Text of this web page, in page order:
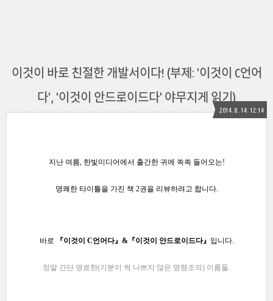
이것이 바로 친절한 개발서이다! (부제: '이것이 C언어
다', '이것이 안드로이드다' 야무지게 읽기)
2014. 8. 14. 12:14
지난 여름, 한빛미디어에서 출간한 귀에 쏙쏙 들어오는!
명쾌한 타이틀을 가진 책 2권을 리뷰하려고 합니다.
바로 『이것이 C언어다』 &『이것이 안드로이드다』 입니다.
정말 간단 명료한(기분이 썩 나쁘지 않은 명령조의) 이름들.